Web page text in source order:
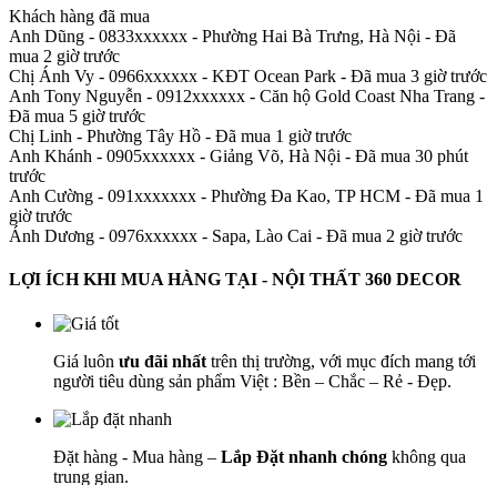
Khách hàng đã mua
Anh Dũng - 0833xxxxxx - Phường Hai Bà Trưng, Hà Nội - Đã
mua 2 giờ trước
Chị Ánh Vy - 0966xxxxxx - KĐT Ocean Park - Đã mua 3 giờ trước
Anh Tony Nguyễn - 0912xxxxxx - Căn hộ Gold Coast Nha Trang -
Đã mua 5 giờ trước
Chị Linh - Phường Tây Hồ - Đã mua 1 giờ trước
Anh Khánh - 0905xxxxxx - Giảng Võ, Hà Nội - Đã mua 30 phút
trước
Anh Cường - 091xxxxxxx - Phường Đa Kao, TP HCM - Đã mua 1
giờ trước
Ánh Dương - 0976xxxxxx - Sapa, Lào Cai - Đã mua 2 giờ trước
LỢI ÍCH KHI MUA HÀNG TẠI - NỘI THẤT 360 DECOR
Giá luôn ưu đãi nhất trên thị trường, với mục đích mang tới
người tiêu dùng sản phẩm Việt : Bền – Chắc – Rẻ - Đẹp.
Đặt hàng - Mua hàng – Lắp Đặt nhanh chóng không qua
trung gian.